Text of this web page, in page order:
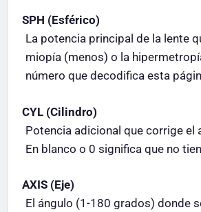
SPH (Esférico)
La potencia principal de la lente
miopía (menos) o la
número que decodifica esta
CYL (Cilindro)
Potencia adicional que corrige el
En blanco o 0 significa que no
AXIS (Eje)
El ángulo (1-180 grados) donde